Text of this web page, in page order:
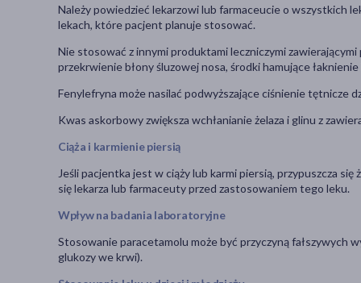
Należy powiedzieć lekarzowi lub farmaceucie o wszystkich
lekach, które pacjent planuje stosować.
Nie stosować z innymi produktami leczniczymi
przekrwienie błony śluzowej nosa, środki hamujące
Fenylefryna może nasilać podwyższające ciśnienie tętnicze
Kwas askorbowy zwiększa wchłanianie żelaza i glinu z
Ciąża i karmienie piersią
Jeśli pacjentka jest w ciąży lub karmi piersią, przypuszcza
się lekarza lub farmaceuty przed zastosowaniem tego leku.
Wpływ na badania laboratoryjne
Stosowanie paracetamolu może być przyczyną fałszywych
glukozy we krwi).